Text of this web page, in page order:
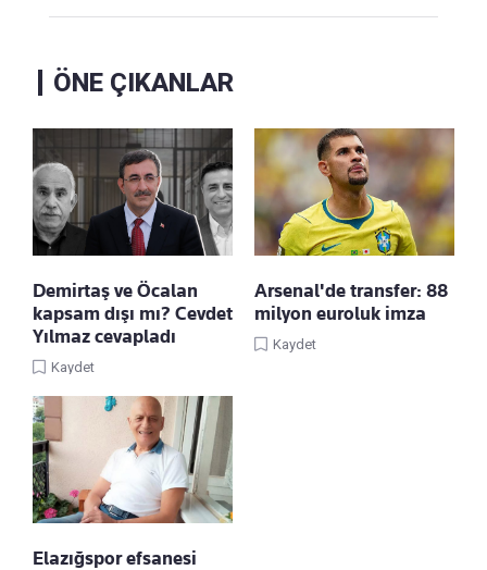
ÖNE ÇIKANLAR
Demirtaş ve Öcalan
kapsam dışı mı? Cevdet
Yılmaz cevapladı
Kaydet
Arsenal'de transfer: 88
milyon euroluk imza
Kaydet
Elazığspor efsanesi